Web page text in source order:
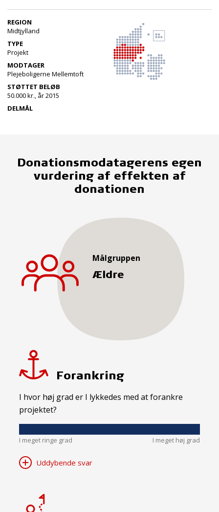
REGION
Midtjylland
TYPE
Projekt
MODTAGER
Plejeboligerne Mellemtoft
STØTTET BELØB
50.000 kr., år 2015
DELMÅL
Donationsmodatagerens egen
vurdering af effekten af
donationen
Målgruppen
Ældre
Forankring
I hvor høj grad er I lykkedes med at forankre
projektet?
I meget ringe grad I meget høj grad
Uddybende svar